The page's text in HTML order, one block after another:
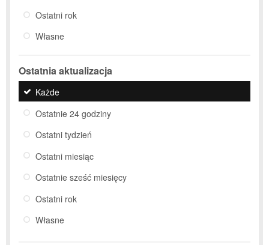
Ostatni rok
Własne
Ostatnia aktualizacja
Każde
Ostatnie 24 godziny
Ostatni tydzień
Ostatni miesiąc
Ostatnie sześć miesięcy
Ostatni rok
Własne